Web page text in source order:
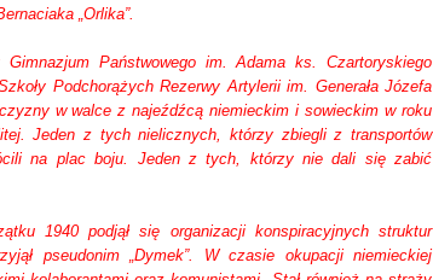
„Orlika”.
Państwowego im. Adama ks. Czartoryskiego
Podchorążych Rezerwy Artylerii im. Generała Józefa
w walce z najeźdźcą niemieckim i sowieckim w roku
Jeden z tych nielicznych, którzy zbiegli z transportów
na plac boju. Jeden z tych, którzy nie dali się zabić
1940 podjął się organizacji konspiracyjnych struktur
pseudonim „Dymek”. W czasie okupacji niemieckiej